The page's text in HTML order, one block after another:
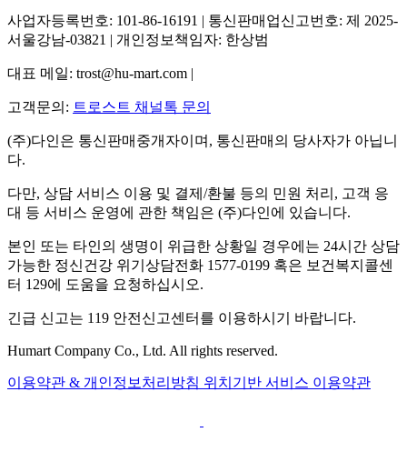
사업자등록번호: 101-86-16191 | 통신판매업신고번호: 제 2025-
서울강남-03821 | 개인정보책임자: 한상범
대표 메일: trost@hu-mart.com |
고객문의: 트로스트 채널톡 문의
(주)다인은 통신판매중개자이며, 통신판매의 당사자가 아닙니
다.
다만, 상담 서비스 이용 및 결제/환불 등의 민원 처리, 고객 응
대 등 서비스 운영에 관한 책임은 (주)다인에 있습니다.
본인 또는 타인의 생명이 위급한 상황일 경우에는 24시간 상담
가능한 정신건강 위기상담전화 1577-0199 혹은 보건복지콜센
터 129에 도움을 요청하십시오.
긴급 신고는 119 안전신고센터를 이용하시기 바랍니다.
Humart Company Co., Ltd. All rights reserved.
이용약관 & 개인정보처리방침 위치기반 서비스 이용약관